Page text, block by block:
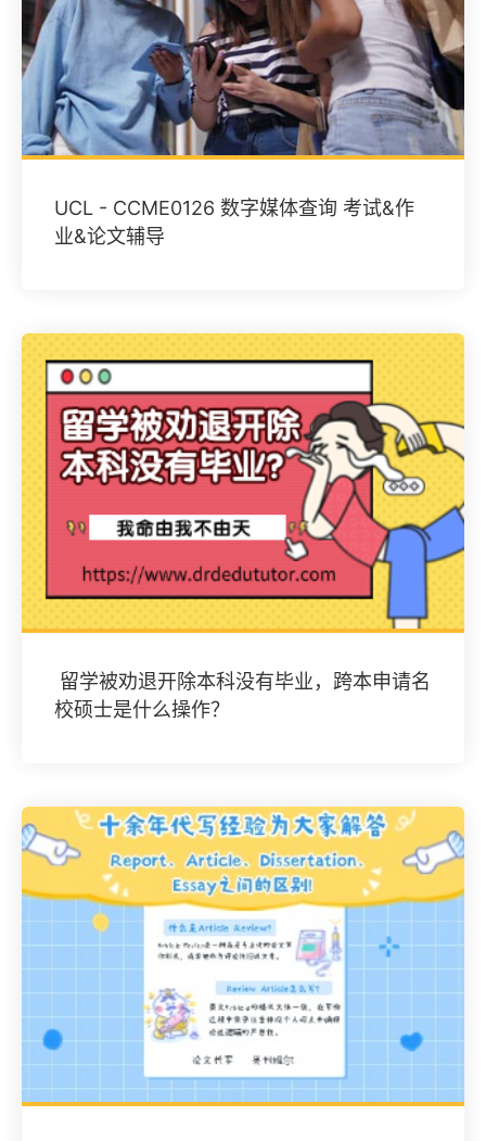
UCL - CCME0126 数字媒体查询 考试&作
业&论文辅导
​ 留学被劝退开除本科没有毕业，跨本申请名
校硕士是什么操作？